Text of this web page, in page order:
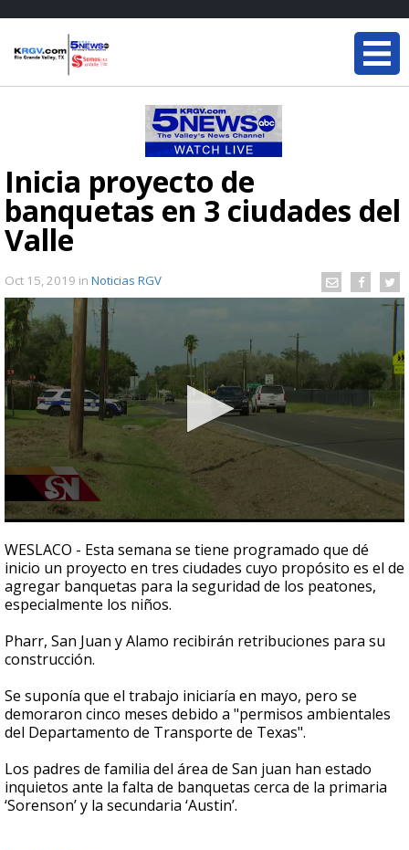
Inicia proyecto de
banquetas en 3 ciudades del
Valle
Oct 15, 2019 in Noticias RGV
seconds
of
0
seconds
WESLACO - Esta semana se tiene programado que dé
inicio un proyecto en tres ciudades cuyo propósito es el de
agregar banquetas para la seguridad de los peatones,
especialmente los niños.
Pharr, San Juan y Alamo recibirán retribuciones para su
construcción.
Se suponía que el trabajo iniciaría en mayo, pero se
demoraron cinco meses debido a "permisos ambientales
del Departamento de Transporte de Texas".
Los padres de familia del área de San juan han estado
inquietos ante la falta de banquetas cerca de la primaria
‘Sorenson’ y la secundaria ‘Austin’.